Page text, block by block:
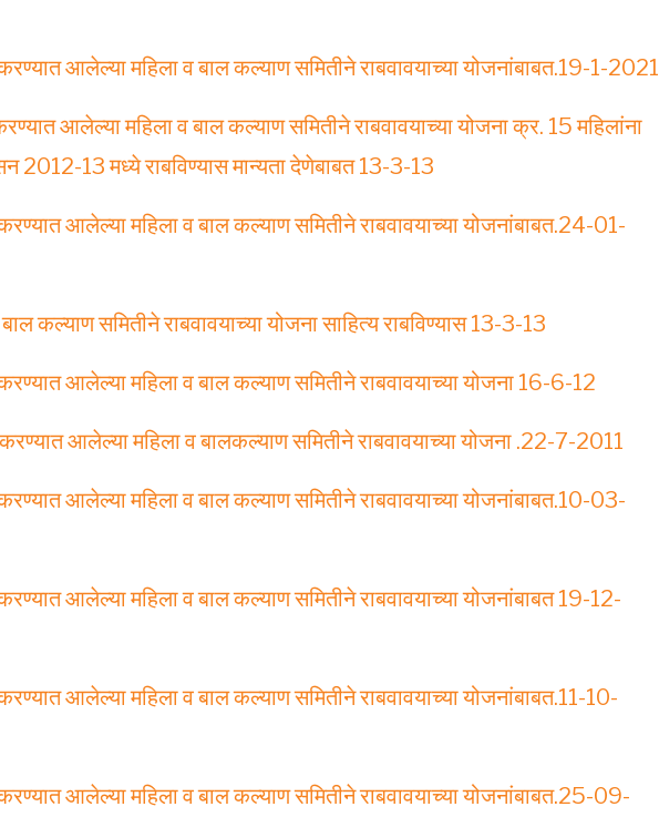
आलेल्या महिला व बाल कल्याण समितीने राबवावयाच्या योजनांबाबत.19-1-2021
आलेल्या महिला व बाल कल्याण समितीने राबवावयाच्या योजना क्र. 15 महिलांना
2012-13 मध्ये राबविण्यास मान्यता देणेबाबत 13-3-13
आलेल्या महिला व बाल कल्याण समितीने राबवावयाच्या योजनांबाबत.24-01-
कल्याण समितीने राबवावयाच्या योजना साहित्य राबविण्यास 13-3-13
आलेल्या महिला व बाल कल्याण समितीने राबवावयाच्या योजना 16-6-12
करण्‍यात आलेल्‍या महिला व बालकल्‍याण समितीने राबवावयाच्‍या योजना .22-7-2011
आलेल्या महिला व बाल कल्याण समितीने राबवावयाच्या योजनांबाबत.10-03-
आलेल्या महिला व बाल कल्याण समितीने राबवावयाच्या योजनांबाबत 19-12-
आलेल्या महिला व बाल कल्याण समितीने राबवावयाच्या योजनांबाबत.11-10-
आलेल्या महिला व बाल कल्याण समितीने राबवावयाच्या योजनांबाबत.25-09-